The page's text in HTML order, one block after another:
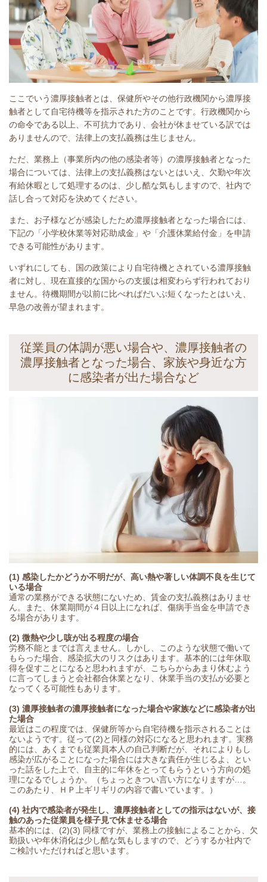
ここでいう濃厚接触者とは、保健所やその他行政機関から濃厚接
触者として自宅待機等を指示された方のことです。行政機関から
の命令である以上、不可抗力であり、会社が休ませている訳では
ありませんので、法律上の支払義務は生じません。
ただ、業務上（事業所内の他の感染者等）の濃厚接触者となった
場合については、法律上の支払義務はないとはいえ、欠勤や年次
有給休暇として処理するのは、少し酷な気もしますので、社内で
話し合って対応を決めてください。
また、お子様などが感染したため濃厚接触者となった場合には、
下記の「小学校休業等対応助成金」や「介護休業給付金」を申請
できる可能性があります。
いずれにしても、国の政策により自宅待機とされている濃厚接触
者に対し、現在直接的な国からの支援は相変わらず行われており
ません。待機期間が以前に比べればだいぶ短くなったとはいえ、
早急の改善が望まれます。
従業員の体調が悪い場合や、濃厚接触者の
濃厚接触者となった場合、家族や身近な方
に感染者が出た場合など
(1) 感染したかどうか不明だが、高い熱や著しい体調不良を生じて
いる場合
通常の業務ができる状態にないため、賃金の支払義務はありませ
ん。また、休業期間が４日以上になれば、傷病手当金を申請でき
る場合があります。
(2) 微熱や少し咳が出る程度の場合
労務不能とまでは言えません。しかし、このような状態で働いて
もらった場合、感染拡大のリスクはあります。基本的には年休取
得を促すことになると思われますが、こちらからあまり休むよう
に言ってしまうと会社都合休業となり、休業手当の支払が必要と
なってくる可能性もあります。
(3) 濃厚接触者の濃厚接触者になった場合や家族などに感染者が出
た場合
最近はこの程度では、保健所等から自宅待機を指示されることは
ないようです。従って(2)と同様の対応になると思われます。実務
的には、あくまでも従業員本人の自己判断だが、それによりもし
感染が広がることになった場合には大きな責任が生じるよ、とい
った話をした上で、自主的に年休をとってもらうという方向の処
理になるでしょうか。（ちょっときつい言い方になりますが…。
このあたり、ＨＰ上ギリギリの内容で書いています。
）
(4) 社内で感染者が発生し、濃厚接触者としての指示はないが、接
触のあった従業員を様子見で休ませる場合
基本的には、(2)(3) 同様ですが、業務上の接触によることから、欠
勤扱いや年休消化は少し酷な気もしますので、どうするか社内で
ご検討いただければと思います。